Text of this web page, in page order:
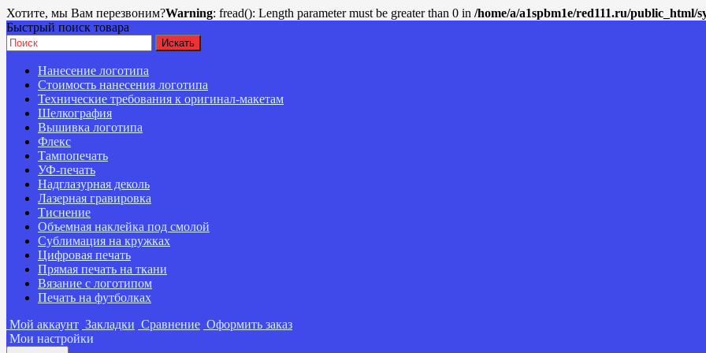
Хотите, мы Вам перезвоним?Warning: fread(): Length parameter must be greater than 0 in /home/a/a1spbm1e/red111.ru/public_html/
Быстрый поиск товара
Нанесение логотипа
Стоимость нанесения логотипа
Технические требования к оригинал-макетам
Шелкография
Вышивка логотипа
Флекс
Тампопечать
УФ-печать
Надглазурная деколь
Лазерная гравировка
Тиснение
Объемная наклейка под смолой
Сублимация на кружках
Цифровая печать
Прямая печать на ткани
Вязание с логотипом
Печать на футболках
Мой аккаунт Закладки Сравнение Оформить заказ
Мои настройки